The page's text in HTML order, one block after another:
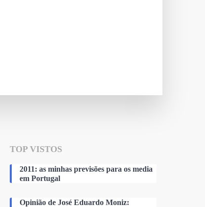
TOP VISTOS
2011: as minhas previsões para os media
em Portugal
Opinião de José Eduardo Moniz: